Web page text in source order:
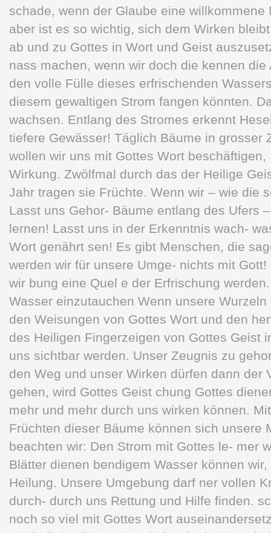
schade, wenn der Glaube eine willkommene
aber ist es so wichtig, sich dem Wirken
ab und zu Gottes in Wort und Geist
nass machen, wenn wir doch die kennen
den volle Fülle dieses erfrischenden
diesem gewaltigen Strom fangen könnten.
wachsen. Entlang des Stromes erkennt
tiefere Gewässer! Täglich Bäume in grosser
wollen wir uns mit Gottes Wort
Wirkung. Zwölfmal durch das der Heilige
Jahr tragen sie Früchte. Wenn wir – wie die
Lasst uns Gehor- Bäume entlang des Ufers
lernen! Lasst uns in der Erkenntnis wach-
Wort genährt sen! Es gibt Menschen, die
werden wir für unsere Umge- nichts mit
wir bung eine Quel e der Erfrischung
Wasser einzutauchen Wenn unsere
den Weisungen von Gottes Wort und den
des Heiligen Fingerzeigen von Gottes Geist
uns sichtbar werden. Unser Zeugnis zu
den Weg und unser Wirken dürfen dann der
gehen, wird Gottes Geist chung Gottes
mehr und mehr durch uns wirken können.
Früchten dieser Bäume können sich unsere
beachten wir: Den Strom mit Gottes le- mer
Blätter dienen bendigem Wasser können
Heilung. Unsere Umgebung darf ner vollen
durch- durch uns Rettung und Hilfe finden.
noch so viel mit Gottes Wort